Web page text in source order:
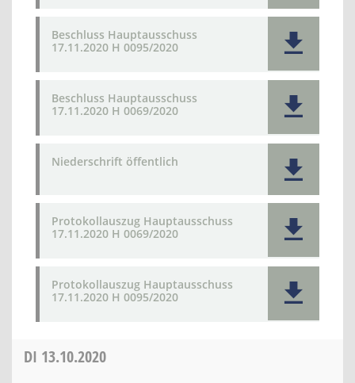
Beschluss Hauptausschuss
17.11.2020 H 0095/2020
Beschluss Hauptausschuss
17.11.2020 H 0069/2020
Niederschrift öffentlich
Protokollauszug Hauptausschuss
17.11.2020 H 0069/2020
Protokollauszug Hauptausschuss
17.11.2020 H 0095/2020
DI 13.10.2020